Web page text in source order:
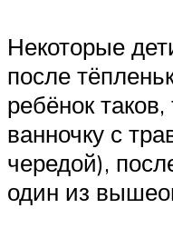
Некоторые
после
ребёнок
ванночку с
чередой),
один из